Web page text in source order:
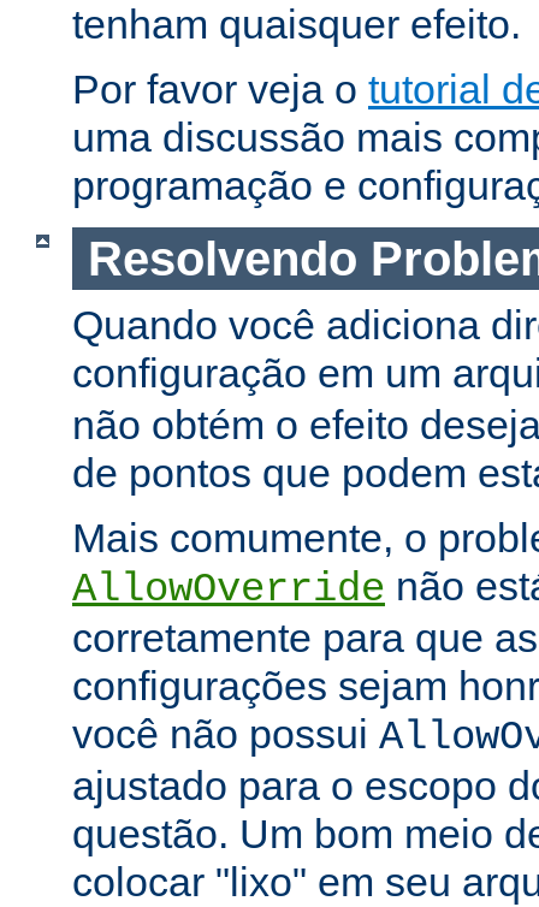
tenham quaisquer efeito.
Por favor veja o tutorial
uma discussão mais
programação e
Resolvendo
Quando você adiciona
configuração em um
não obtém o efeito
de pontos que podem
Mais comumente, o
AllowOverride não
corretamente para que
configurações sejam
você não possui
ajustado para o escopo
questão. Um bom meio
colocar "lixo" em seu